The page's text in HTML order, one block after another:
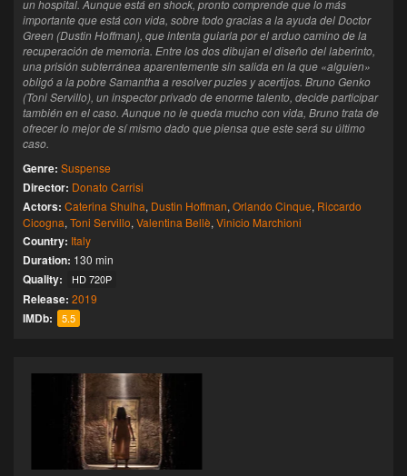
un hospital. Aunque está en shock, pronto comprende que lo más
importante que está con vida, sobre todo gracias a la ayuda del Doctor
Green (Dustin Hoffman), que intenta guiarla por el arduo camino de la
recuperación de memoria. Entre los dos dibujan el diseño del laberinto,
una prisión subterránea aparentemente sin salida en la que «alguien»
obligó a la pobre Samantha a resolver puzles y acertijos. Bruno Genko
(Toni Servillo), un inspector privado de enorme talento, decide participar
también en el caso. Aunque no le queda mucho con vida, Bruno trata de
ofrecer lo mejor de sí mismo dado que piensa que este será su último
caso.
Genre: Suspense
Director: Donato Carrisi
Actors: Caterina Shulha, Dustin Hoffman, Orlando Cinque, Riccardo
Cicogna, Toni Servillo, Valentina Bellè, Vinicio Marchioni
Country: Italy
Duration: 130 min
Quality: HD 720P
Release: 2019
IMDb: 5.5